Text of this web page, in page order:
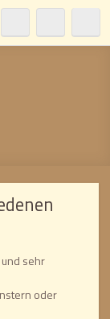
sehr
oder